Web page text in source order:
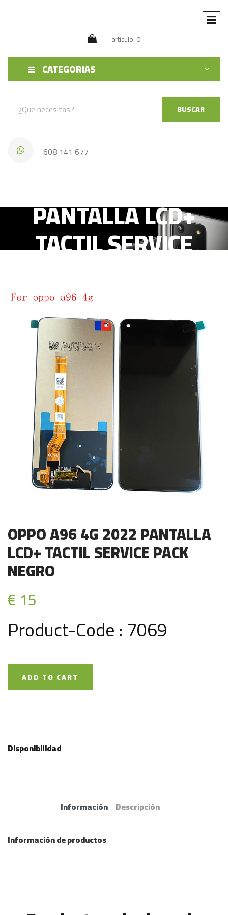
artículo: 0
CATEGORIAS
BUSCAR
608 141 677
PANTALLA LCD+
TACTIL SERVICE
OPPO A96 4G 2022 PANTALLA
LCD+ TACTIL SERVICE PACK
NEGRO
€ 15
Product-Code : 7069
ADD TO CART
Disponibilidad
Información Descripción
Información de productos